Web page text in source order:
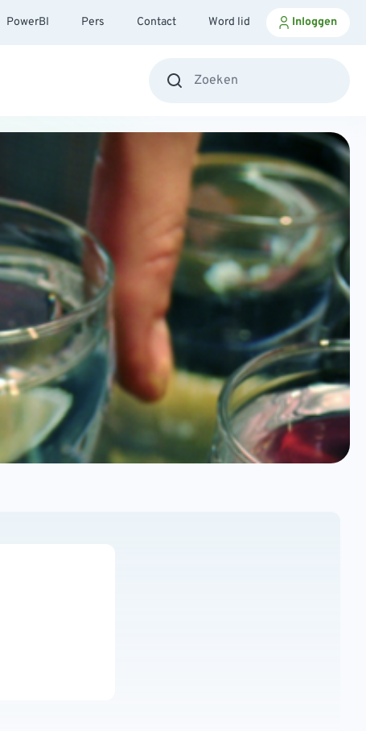
PowerBI Pers Contact Word lid Inloggen